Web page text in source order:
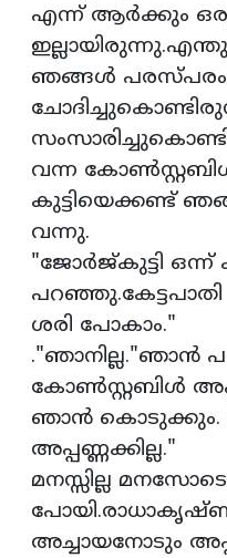
എന്ന് ആർക്കും
ഞങ്ങൾ പരസ്പരം
വന്ന
കുട്ടിയെക്കണ്ട്‌
വന്നു.
"ജോർജ്‌കുട്ടി ഒന്ന്
ശരി പോകാം."
."ഞാനില്ല."ഞാൻ
കോൺസ്റ്റബിൾ
ഞാൻ കൊടുക്കും.
അപ്പണ്ണക്കില്ല."
മനസ്സില്ല
അച്ചായനോടും